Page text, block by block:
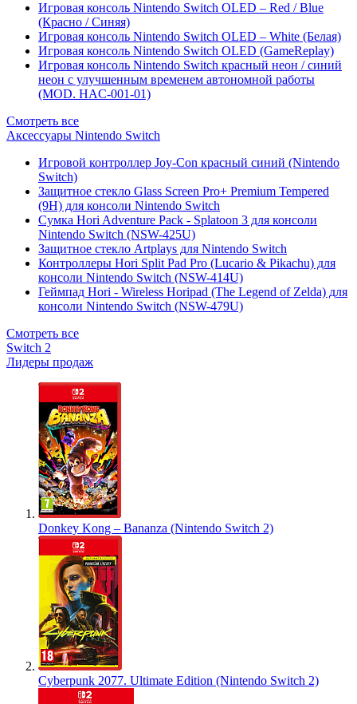
Игровая консоль Nintendo Switch OLED – Red / Blue
(Красно / Синяя)
Игровая консоль Nintendo Switch OLED – White (Белая)
Игровая консоль Nintendo Switch OLED (GameReplay)
Игровая консоль Nintendo Switch красный неон / синий
неон с улучшенным временем автономной работы
(MOD. HAC-001-01)
Смотреть все
Аксессуары Nintendo Switch
Игровой контроллер Joy-Con красный синий (Nintendo
Switch)
Защитное стекло Glass Screen Pro+ Premium Tempered
(9H) для консоли Nintendo Switch
Сумка Hori Adventure Pack - Splatoon 3 для консоли
Nintendo Switch (NSW-425U)
Защитное стекло Artplays для Nintendo Switch
Контроллеры Hori Split Pad Pro (Lucario & Pikachu) для
консоли Nintendo Switch (NSW-414U)
Геймпад Hori - Wireless Horipad (The Legend of Zelda) для
консоли Nintendo Switch (NSW-479U)
Смотреть все
Switch 2
Лидеры продаж
Donkey Kong – Bananza (Nintendo Switch 2)
Cyberpunk 2077. Ultimate Edition (Nintendo Switch 2)